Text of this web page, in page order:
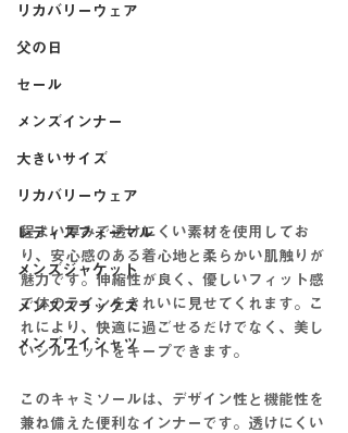
リカバリーウェア
父の日
セール
メンズインナー
大きいサイズ
リカバリーウェア
レディスフォーマル
メンズジャケット
メンズスラックス
メンズワイシャツ
程よい厚みで透けにくい素材を使用してお
り、安心感のある着心地と柔らかい肌触りが
魅力です。伸縮性が良く、優しいフィット感
で体のラインをきれいに見せてくれます。こ
れにより、快適に過ごせるだけでなく、美し
いシルエットをキープできます。
このキャミソールは、デザイン性と機能性を
兼ね備えた便利なインナーです。透けにくい